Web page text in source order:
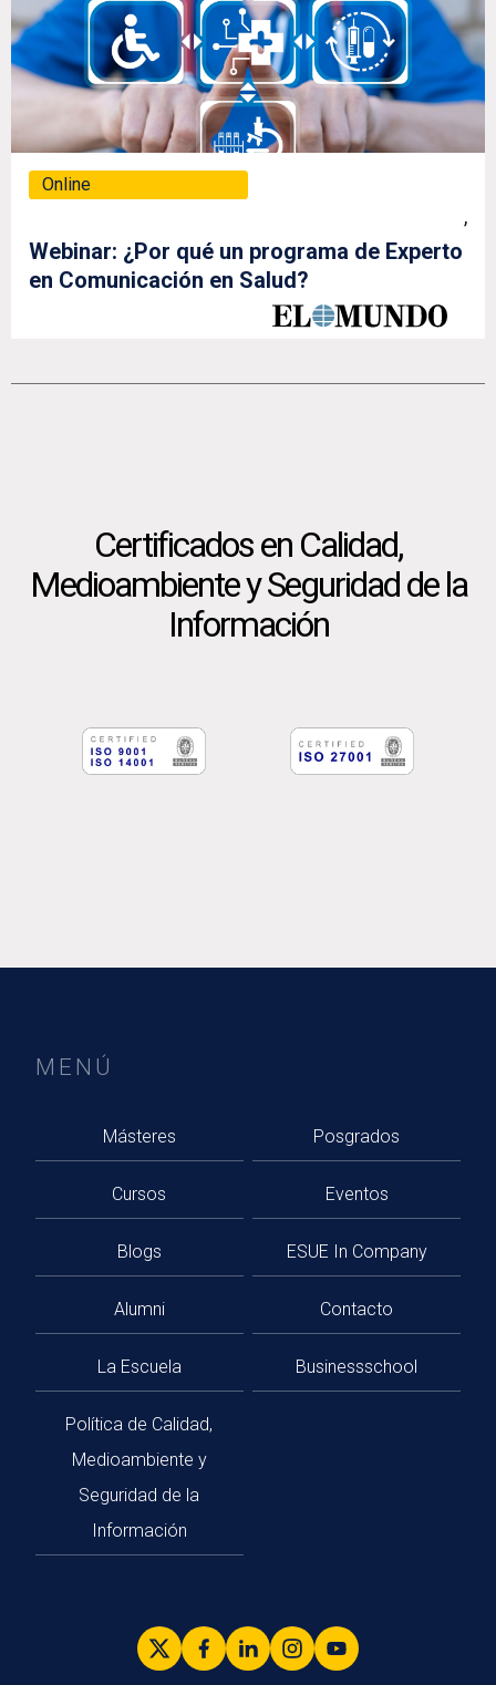
Online
,
Webinar: ¿Por qué un programa de Experto
en Comunicación en Salud?
Certificados en Calidad,
Medioambiente y Seguridad de la
Información
MENÚ
Másteres Posgrados
Cursos Eventos
Blogs ESUE In Company
Alumni Contacto
La Escuela Businessschool
Política de Calidad,
Medioambiente y
Seguridad de la
Información